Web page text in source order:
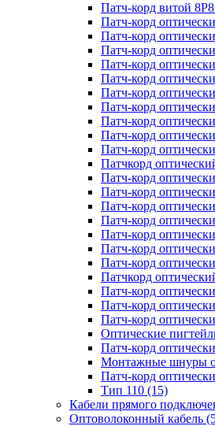
Патч-корд витой
Патч-корд
Патч-корд
Патч-корд
Патч-корд
Патч-корд
Патч-корд
Патч-корд
Патч-корд
Патч-корд
Патч-корд
Патчкорд
Патч-корд
Патч-корд
Патч-корд
Патч-корд
Патч-корд
Патч-корд
Патч-корд
Патчкорд
Патч-корд
Патч-корд
Патч-корд
Оптические
Патч-корд
Монтажные шнуры
Патч-корд
Тип 110 (15)
Кабели прямого
Оптоволоконный кабель